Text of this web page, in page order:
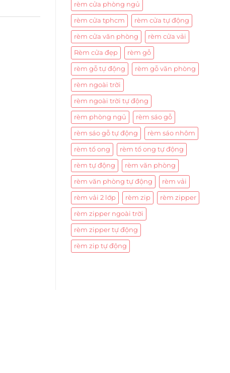
rèm cửa phòng ngủ
rèm cửa tphcm rèm cửa tự động
rèm cửa văn phòng rèm cửa vải
Rèm cửa đẹp rèm gỗ
rèm gỗ tự động rèm gỗ văn phòng
rèm ngoài trời
rèm ngoài trời tự động
rèm phòng ngủ rèm sáo gỗ
rèm sáo gỗ tự động rèm sáo nhôm
rèm tổ ong rèm tổ ong tự động
rèm tự động rèm văn phòng
rèm văn phòng tự động rèm vải
rèm vải 2 lớp rèm zip rèm zipper
rèm zipper ngoài trời
rèm zipper tự động
rèm zip tự động